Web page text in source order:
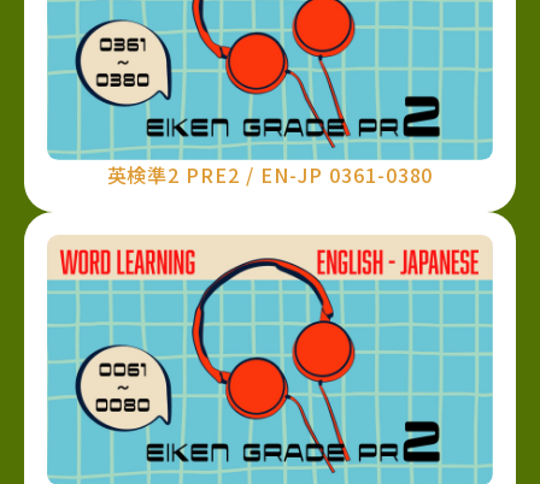
英検準2 PRE2 / EN-JP 0361-0380